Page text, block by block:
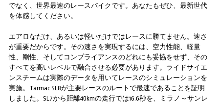
でなく、世界最速のレースバイクです。あなたもぜひ、最新世代
を体感してください。
エアロなだけ、あるいは軽いだけではレースに勝てません。速さ
が重要だからです。その速さを実現するには、空力性能、軽量
性、剛性、そしてコンプライアンスのどれにも妥協をせず、その
すべてを高いレベルで融合させる必要があります。ライドサイエ
ンスチームは実際のデータを用いてレースのシミュレーションを
実施。Tarmac SL8が主要レースのルートで最速であることを証明
しました。SL7から距離40kmの走行では16.6秒を、ミラノ～サンレ